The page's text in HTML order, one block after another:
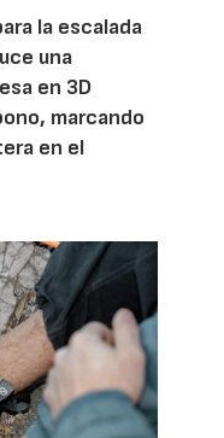
la escalada
una
en 3D
marcando
en el